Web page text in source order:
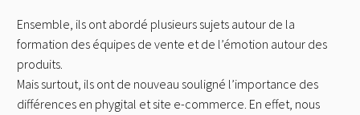
Ensemble, ils ont abordé plusieurs sujets autour de la
formation des équipes de vente et de l’émotion autour des
produits.
Mais surtout, ils ont de nouveau souligné l’importance des
différences en phygital et site e-commerce. En effet, nous